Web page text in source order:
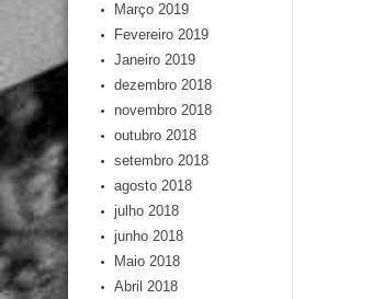
Março 2019
Fevereiro 2019
Janeiro 2019
dezembro 2018
novembro 2018
outubro 2018
setembro 2018
agosto 2018
julho 2018
junho 2018
Maio 2018
Abril 2018